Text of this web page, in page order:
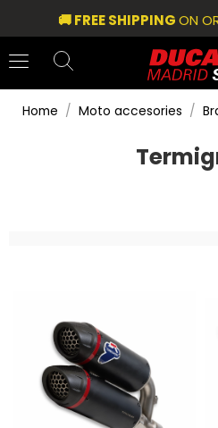
🚚 FREE SHIPPINGON
Home Moto accesories